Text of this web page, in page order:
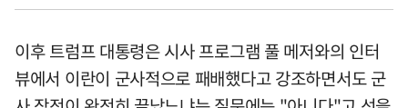
이후 트럼프 대통령은 시사 프로그램 풀 메저와의 인터
뷰에서 이란이 군사적으로 패배했다고 강조하면서도 군